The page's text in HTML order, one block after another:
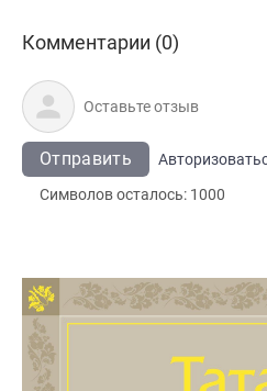
Комментарии (0)
Отправить
Символов осталось: 1000